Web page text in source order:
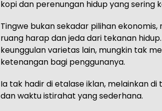
kopi dan perenungan hidup yang sering
Tingwe bukan sekadar pilihan
ruang harap dan jeda dari tekanan
keunggulan varietas lain, mungkin tak
ketenangan bagi penggunanya.
Ia tak hadir di etalase iklan, melainkan
dan waktu istirahat yang sederhana.